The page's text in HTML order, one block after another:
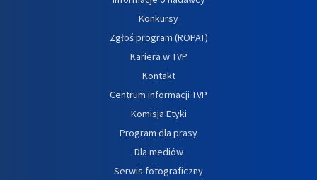
Konkursy
Zgłoś program (ROPAT)
Kariera w TVP
Kontakt
Centrum informacji TVP
Komisja Etyki
Program dla prasy
Dla mediów
Serwis fotograficzny